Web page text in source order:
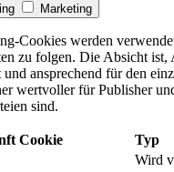
Marketing
Cookies werden
zu folgen. Die Absicht ist,
und ansprechend für den
wertvoller für Publisher
sind.
Cookie Typ
Wird